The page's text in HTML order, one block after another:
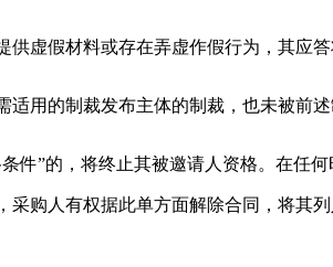
虚假材料或存在弄虚作假行为，其应
用的制裁发布主体的制裁，也未被前述
件”的，将终止其被邀请人资格。在任
购人有权据此单方面解除合同，将其